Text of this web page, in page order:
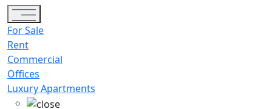
Toggle navigation
For Sale
Rent
Commercial
Offices
Luxury Apartments